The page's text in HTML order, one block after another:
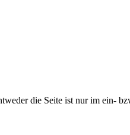
die Seite ist nur im ein-